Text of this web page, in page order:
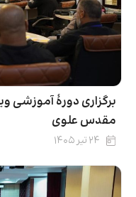
برگزاری دورۀ آموزشی
مقدس علوی
۲۴ تیر ۱۴۰۵